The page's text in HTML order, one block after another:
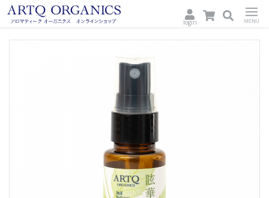
ARTQ
login
Menu